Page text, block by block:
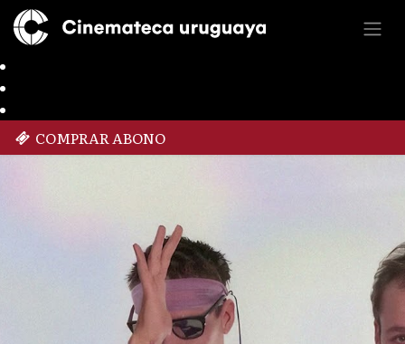
COMPRAR ABONO